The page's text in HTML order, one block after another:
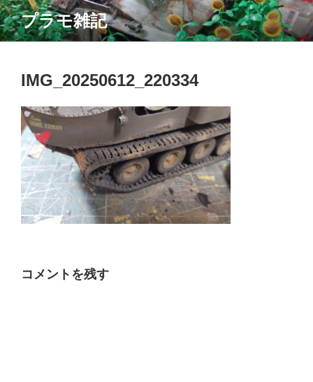
コ
ン
テ
プラモ雑記
IMG_20250612_220334
コメントを残す